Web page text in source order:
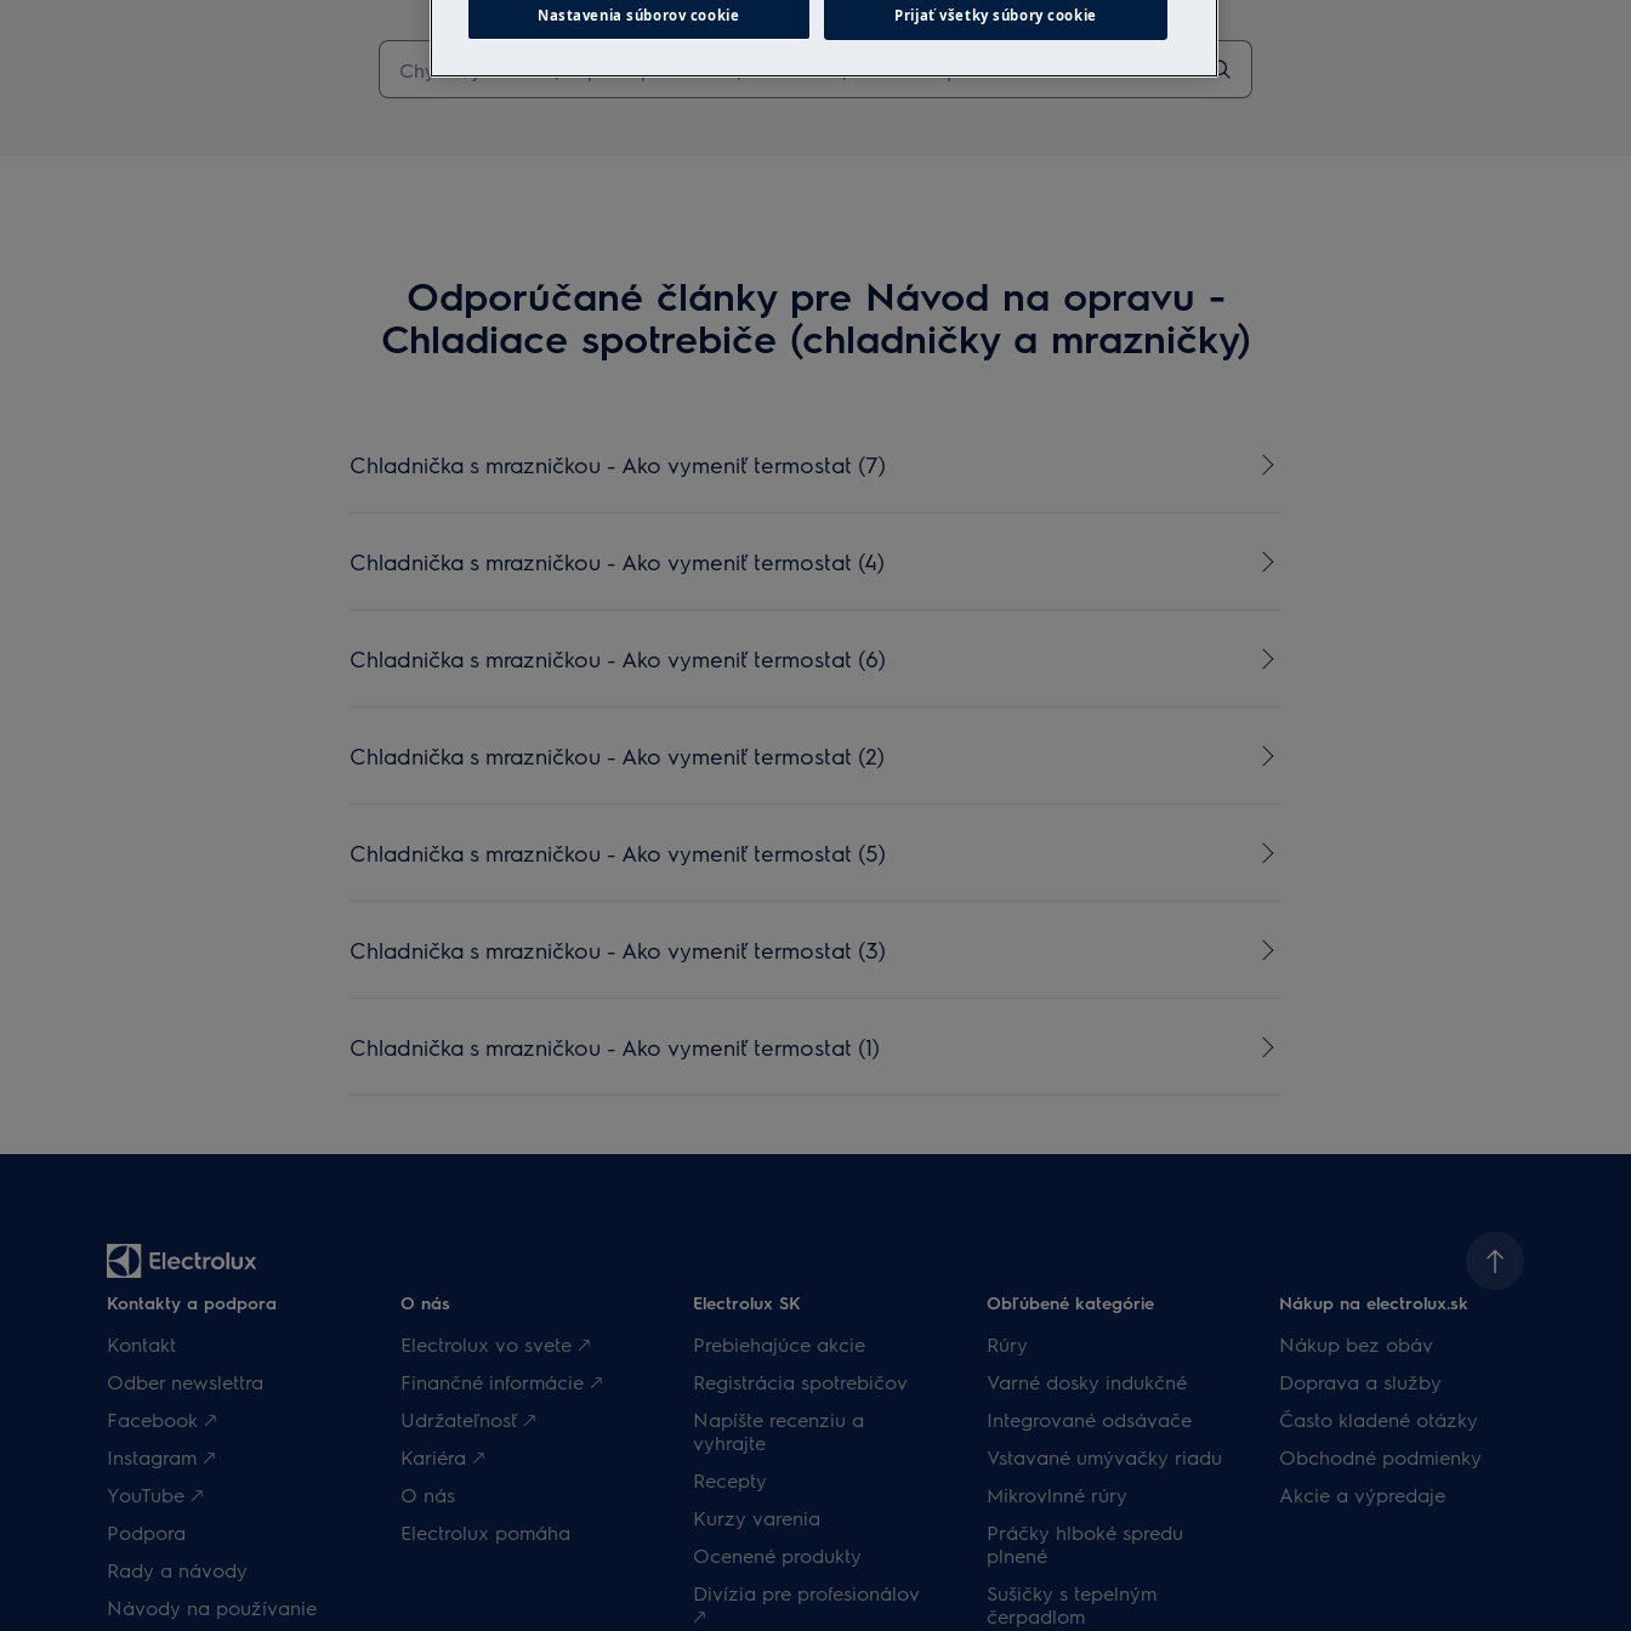
Odporúčané články pre Návod na opravu -
Chladiace spotrebiče (chladničky a mrazničky)
Chladnička s mrazničkou - Ako vymeniť termostat (7)
Chladnička s mrazničkou - Ako vymeniť termostat (4)
Chladnička s mrazničkou - Ako vymeniť termostat (6)
Chladnička s mrazničkou - Ako vymeniť termostat (2)
Chladnička s mrazničkou - Ako vymeniť termostat (5)
Chladnička s mrazničkou - Ako vymeniť termostat (3)
Chladnička s mrazničkou - Ako vymeniť termostat (1)
Kontakty a podpora
Kontakt
Odber newslettra
Facebook 🡕
Instagram 🡕
YouTube 🡕
Podpora
Rady a návody
Návody na používanie
O nás
Electrolux vo svete 🡕
Finančné informácie 🡕
Udržateľnosť 🡕
Kariéra 🡕
O nás
Electrolux pomáha
Electrolux SK
Prebiehajúce akcie
Registrácia spotrebičov
Napíšte recenziu a
vyhrajte
Recepty
Kurzy varenia
Ocenené produkty
Divízia pre profesionálov
🡕
Obľúbené kategórie
Rúry
Varné dosky indukčné
Integrované odsávače
Vstavané umývačky riadu
Mikrovlnné rúry
Práčky hlboké spredu
plnené
Sušičky s tepelným
čerpadlom
Nákup na electrolux.sk
Nákup bez obáv​
Doprava a služby​
​Často kladené otázky​
Obchodné podmienky​
Akcie a výpredaje
Nastavenia súborov cookie Prijať všetky súbory cookie